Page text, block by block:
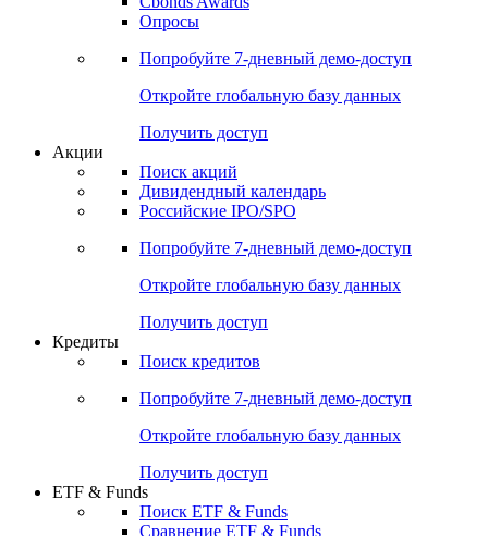
Рэнкинги инвест. банков и юр.
Cbonds Pages
Опросы
Попробуйте7-дневный
Откройте глобальную базу данных
Получить доступ
Поиск акций
Российские IPO/SPO
Попробуйте7-дневный
Откройте глобальную базу данных
Получить доступ
Поиск кредитов
Попробуйте7-дневный
Откройте глобальную базу данных